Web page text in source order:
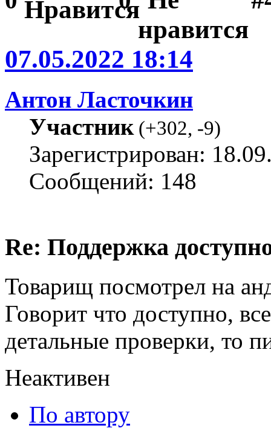
07.05.2022 18:14
Антон Ласточкин
Участник(+302, -9)
Зарегистрирован:
Сообщений: 148
Re: Поддержка
Товарищ посмотрел на
Говорит что доступно,
детальные проверки, то
Неактивен
По автору